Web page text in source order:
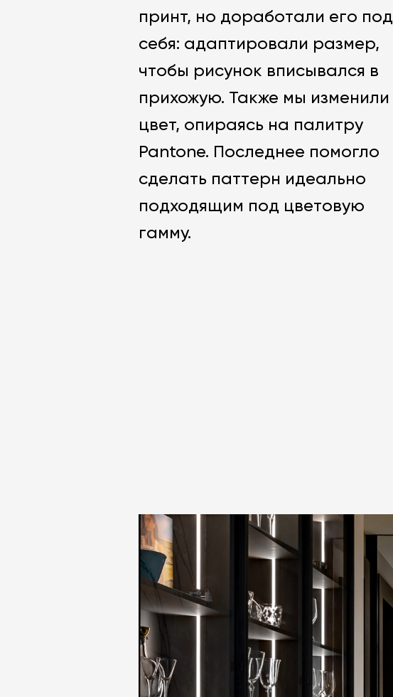
принт, но доработали его под
себя: адаптировали размер,
чтобы рисунок вписывался в
прихожую. Также мы изменили
цвет, опираясь на палитру
Pantone. Последнее помогло
сделать паттерн идеально
подходящим под цветовую
гамму.